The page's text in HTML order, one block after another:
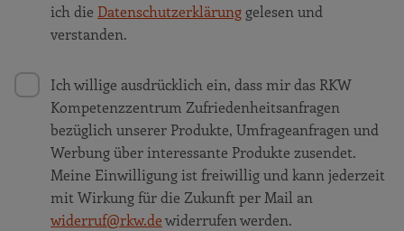
ich die Datenschutzerklärunggelesen und
verstanden.
Ich willige ausdrücklich ein, dass mir das RKW
Kompetenzzentrum Zufriedenheitsanfragen
bezüglich unserer Produkte, Umfrageanfragen und
Werbung über interessante Produkte zusendet.
Meine Einwilligung ist freiwillig und kann jederzeit
mit Wirkung für die Zukunft per Mail an
widerruf@rkw.dewiderrufen werden.